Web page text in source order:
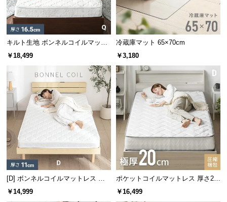
企
業
情
カラーバリエーション
ホワイト WHITE
キルト生地 ボンネルコイルマット
レス Q
￥18,499
冷蔵庫マット 65×70cm
￥3,180
[D] ボンネルコイルマットレス 厚
さ11cm
￥14,999
ポケットコイルマットレス 厚さ20
cm D
￥16,499